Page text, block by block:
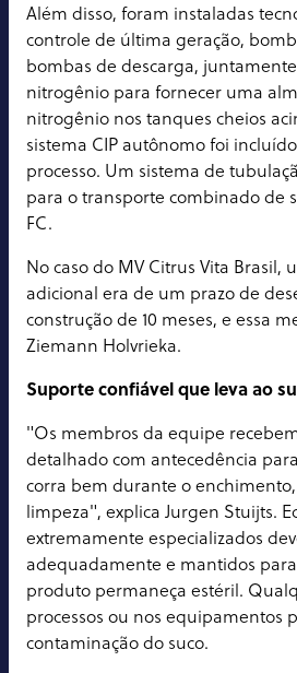
Além disso, foram instaladas
controle de última geração,
bombas de descarga,
nitrogênio para fornecer uma
nitrogênio nos tanques cheios
sistema CIP autônomo foi
processo. Um sistema de
para o transporte combinado de
FC.
No caso do MV Citrus Vita Brasil,
adicional era de um prazo de
construção de 10 meses, e essa
Ziemann Holvrieka.
Suporte confiável que leva ao
"Os membros da equipe
detalhado com antecedência
corra bem durante o
limpeza", explica Jurgen Stuijts.
extremamente especializados
adequadamente e mantidos
produto permaneça estéril.
processos ou nos equipamentos
contaminação do suco.